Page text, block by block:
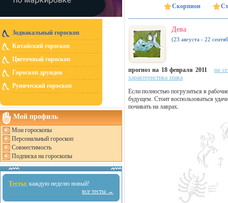
Зодиакальный гороскоп
Китайский гороскоп
Цветочный гороскоп
Гороскоп друидов
Рунический гороскоп
Мой профиль
Мои гороскопы
Персональный гороскоп
Совместимость
Подписка на гороскопы
Тесты: каждую неделю новый!
все тесты →
Скорпион
Дева
(23 августа - 22
прогноз на 18 февраля 2011
на
характеристика знака
Если полностью погрузиться в
будущем. Стоит воспользоваться
почивать на лаврах.